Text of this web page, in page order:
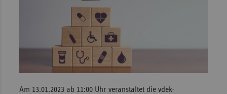
Am 13.01.2023 ab 11:00 Uhr veranstaltet die vdek-